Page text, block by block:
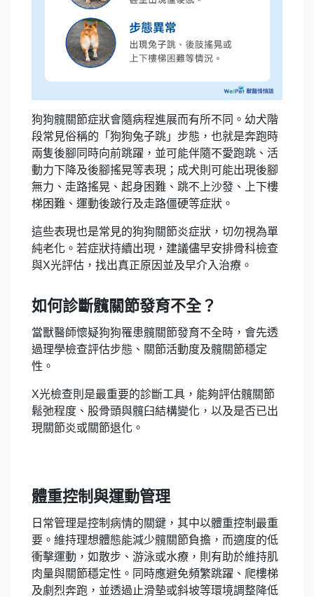
狗狗髖關節症狀會隨病程進展而有所不同。幼犬階
段常見俗稱的「狗狗兔子跳」步態，也就是奔跑時
兩隻後腳同時向前跳躍，並可能伴隨不愛跑跳、活
動力下降及後腳搖晃等表現；成犬則可能出現後腳
無力、走路搖晃、起身困難、跳不上沙發、上下樓
梯困難、運動後跛行及走路僵硬等症狀。
這些表現也是常見的狗狗關節炎症狀，切勿視為單
純老化。若症狀持續出現，建議儘早安排骨科檢查
與X光評估，找出真正原因並及早介入治療。
如何診斷髖關節發育不全？
當獸醫師懷疑狗狗罹患髖關節發育不全時，會先透
過理學檢查評估步態、關節活動度及髖關節穩定
性。
X光檢查則是最重要的診斷工具，能夠評估髖關節
鬆弛程度、股骨頭與髖臼結構變化，以及是否已出
現關節炎或關節退化。
體重控制與運動管理
日常管理是控制病情的關鍵，其中以體重控制最重
要。維持理想體態能減少髖關節負擔，而適度的低
衝擊運動，如散步、游泳或水療，則有助於維持肌
肉量與關節穩定性。同時應避免頻繁跳躍、爬樓梯
及劇烈奔跑，並透過止滑墊或斜坡等環境調整降低